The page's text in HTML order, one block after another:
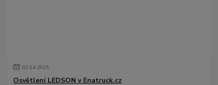
02.04.2025
Osvětlení LEDSON v Enatruck.cz